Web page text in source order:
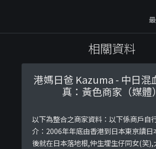
相關資料
港媽日爸 Kazuma - 中日混
真：黃色商家（媒體）
以下為整合之商家資料：以下係商戶自
介：2006年年底由香港到日本東京讀日
後就在日本落地根,仲生埋生仔同女(笑),